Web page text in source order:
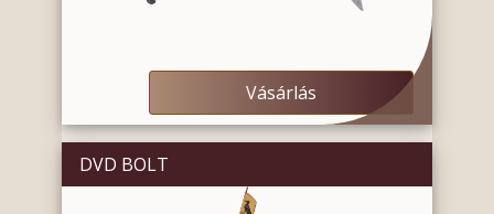
Vásárlás
DVD BOLT